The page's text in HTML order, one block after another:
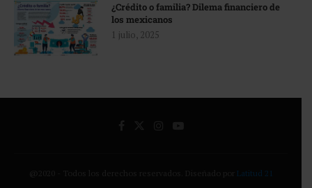
¿Crédito o familia? Dilema financiero de
los mexicanos
1 julio, 2025
Latitud 21